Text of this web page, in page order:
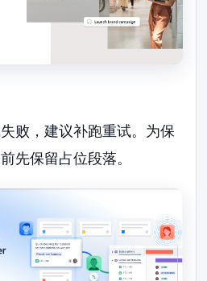
败，建议补跑重试。为保
先保留占位段落。